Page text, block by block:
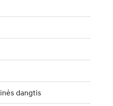
dangtis